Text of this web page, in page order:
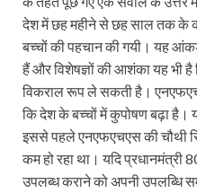
देश में छह महीने से छह साल तक के
बच्चों की पहचान की गयी। यह
हैं और विशेषज्ञों की आशंका यह भी
विकराल रूप ले सकती है।
कि देश के बच्‍चों में कुपोषण बढ़ा है।
इससे पहले एनएफएचएस की चौथी
कम हो रहा था। यदि प्रधानमंत्री
उपलब्ध कराने को अपनी उपलब्धि